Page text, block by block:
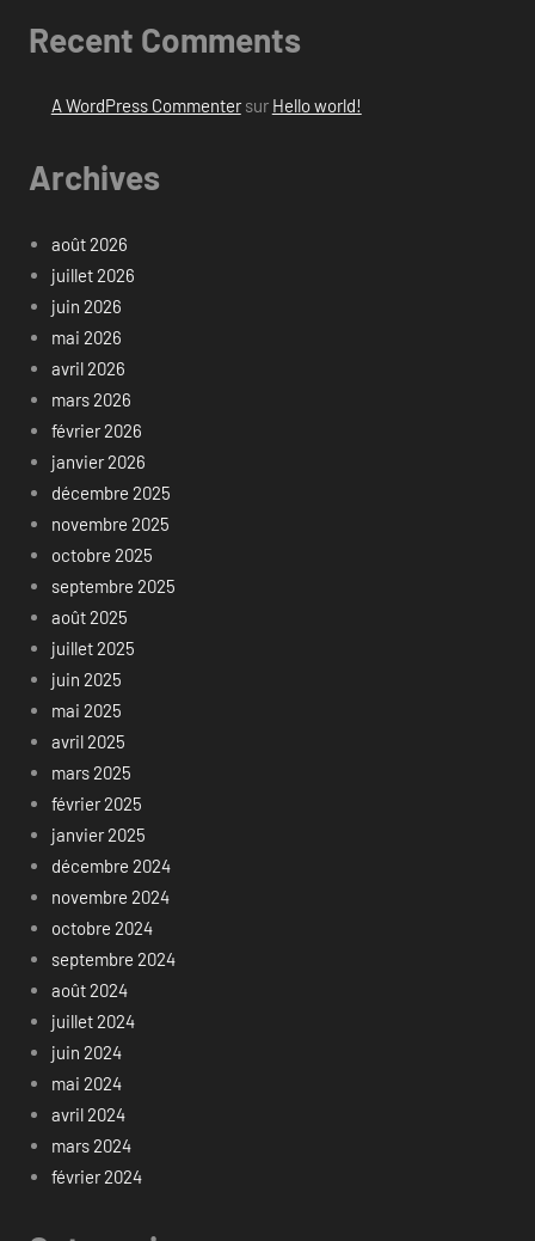
Recent Comments
A WordPress Commentersur Hello world!
Archives
août 2026
juillet 2026
juin 2026
mai 2026
avril 2026
mars 2026
février 2026
janvier 2026
décembre 2025
novembre 2025
octobre 2025
septembre 2025
août 2025
juillet 2025
juin 2025
mai 2025
avril 2025
mars 2025
février 2025
janvier 2025
décembre 2024
novembre 2024
octobre 2024
septembre 2024
août 2024
juillet 2024
juin 2024
mai 2024
avril 2024
mars 2024
février 2024